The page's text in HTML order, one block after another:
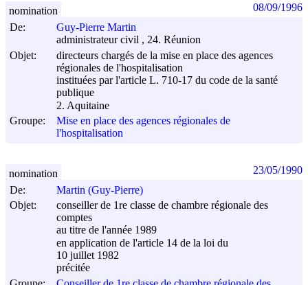
De:
Guy-Pierre Martin
administrateur civil , 24. Réunion
Objet:
directeurs chargés de la mise en place des agences
régionales de l'hospitalisation
instituées par l'article L. 710-17 du code de la santé
publique
2. Aquitaine
Groupe:
Mise en place des agences régionales de
l'hospitalisation
nomination 08/09/1996
De:
Martin (Guy-Pierre)
Objet:
conseiller de 1re classe de chambre régionale des
comptes
au titre de l'année 1989
en application de l'article 14 de la loi du
10 juillet 1982
précitée
nomination 23/05/1990